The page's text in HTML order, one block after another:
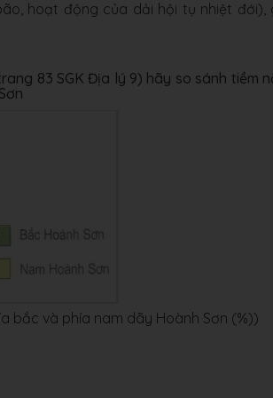
hoạt động của dải hội tụ nhiệt đới),
83 SGK Địa lý 9) hãy so sánh tiềm
bắc và phía nam dãy Hoành Sơn (%))